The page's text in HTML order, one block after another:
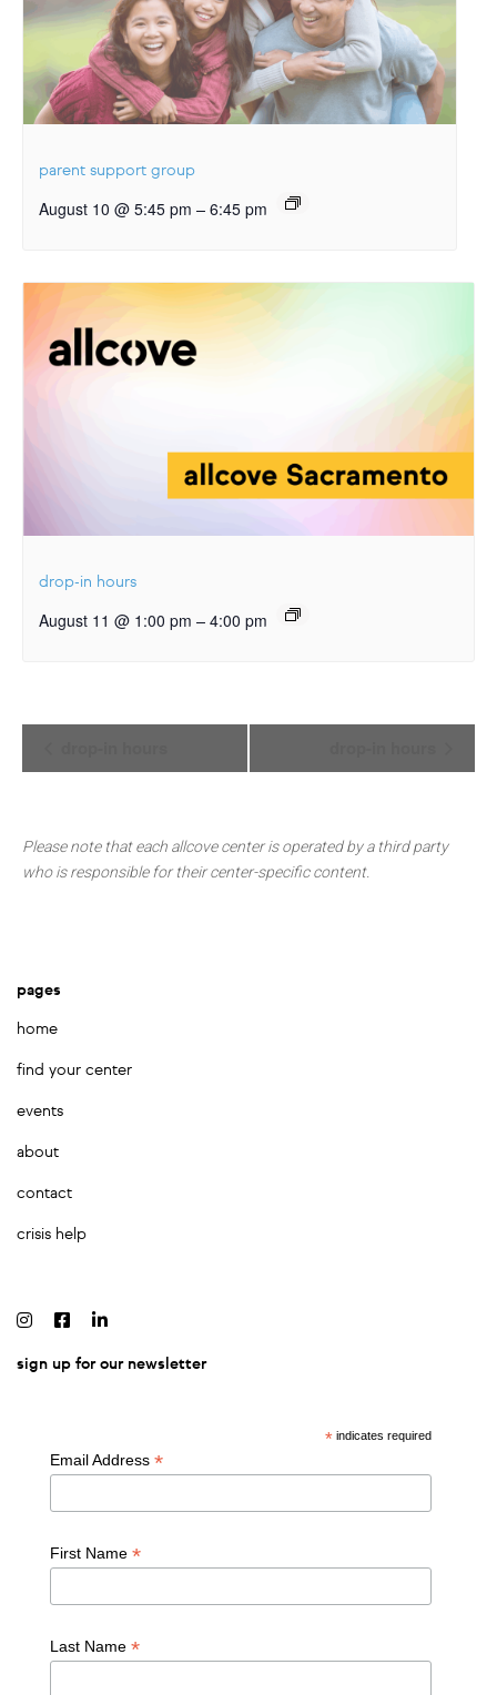
parent support group
August 10 @ 5:45 pm – 6:45 pm
drop-in hours
August 11 @ 1:00 pm – 4:00 pm
Navigation
Please note that each allcove center is operated by a third party
who is responsible for their center-specific content.
pages
home
find your center
events
about
contact
crisis help
sign up for our newsletter
*indicates required
Email Address *
First Name *
Last Name *